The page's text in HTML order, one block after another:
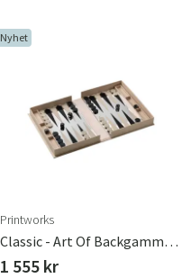
Nyhet
Printworks
Classic - Art Of Backgammon Mirror Beige/Clear
1 555 kr